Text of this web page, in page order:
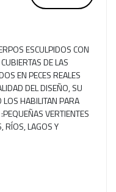
ESCULPIDOS CON
DE LAS
EN PECES REALES
DEL DISEÑO, SU
LOS HABILITAN PARA
VERTIENTES
RÍOS, LAGOS Y